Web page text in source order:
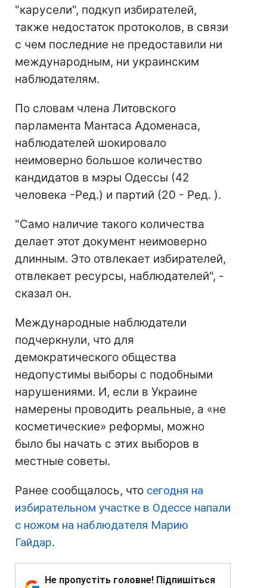
"карусели", подкуп избирателей,
также недостаток протоколов, в связи
с чем последние не предоставили ни
международным, ни украинским
наблюдателям.
По словам члена Литовского
парламента Мантаса Адоменаса,
наблюдателей шокировало
неимоверно большое количество
кандидатов в мэры Одессы (42
человека -Ред.) и партий (20 - Ред. ).
"Само наличие такого количества
делает этот документ неимоверно
длинным. Это отвлекает избирателей,
отвлекает ресурсы, наблюдателей", -
сказал он.
Международные наблюдатели
подчеркнули, что для
демократического общества
недопустимы выборы с подобными
нарушениями. И, если в Украине
намерены проводить реальные, а «не
косметические» реформы, можно
было бы начать с этих выборов в
местные советы.
Ранее сообщалось, что сегодня на
избирательном участке в Одессе напали
с ножом на наблюдателя Марию
Гайдар.
Не пропустіть головне! Підпишіться